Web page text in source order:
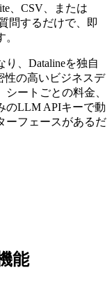
、CSV、または
問するだけで、即
、Datalineを独自
性の高いビジネスデ
ートごとの料金、
のLLM APIキーで動
ーフェースがあるだ
能